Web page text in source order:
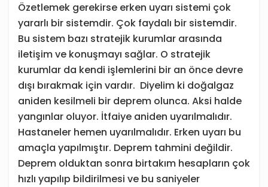
Özetlemek gerekirse erken uyarı sistemi çok
yararlı bir sistemdir. Çok faydalı bir sistemdir.
Bu sistem bazı stratejik kurumlar arasında
iletişim ve konuşmayı sağlar. O stratejik
kurumlar da kendi işlemlerini bir an önce devre
dışı bırakmak için vardır. Diyelim ki doğalgaz
aniden kesilmeli bir deprem olunca. Aksi halde
yangınlar oluyor. İtfaiye aniden uyarılmalıdır.
Hastaneler hemen uyarılmalıdır. Erken uyarı bu
amaçla yapılmıştır. Deprem tahmini değildir.
Deprem olduktan sonra birtakım hesapların çok
hızlı yapılıp bildirilmesi ve bu saniyeler